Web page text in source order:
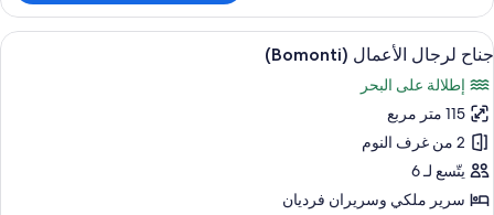
Suite)
جناح
سرير
ملكي
-
بمنظر
للبحر
(King
Bomonti
Suite)
استعراض
جميع
صور
جناح
لرجال
الأعمال
(Bomonti)
أغطية فراش متميزة وأسرّة تيمبور بديك
7
جناح لرجال الأعمال (Bomonti)
إطلالة على البحر
115 متر مربع
2 من غرف النوم
يتّسع لـ 6
سرير ملكي‫‬ وسريران فرديان